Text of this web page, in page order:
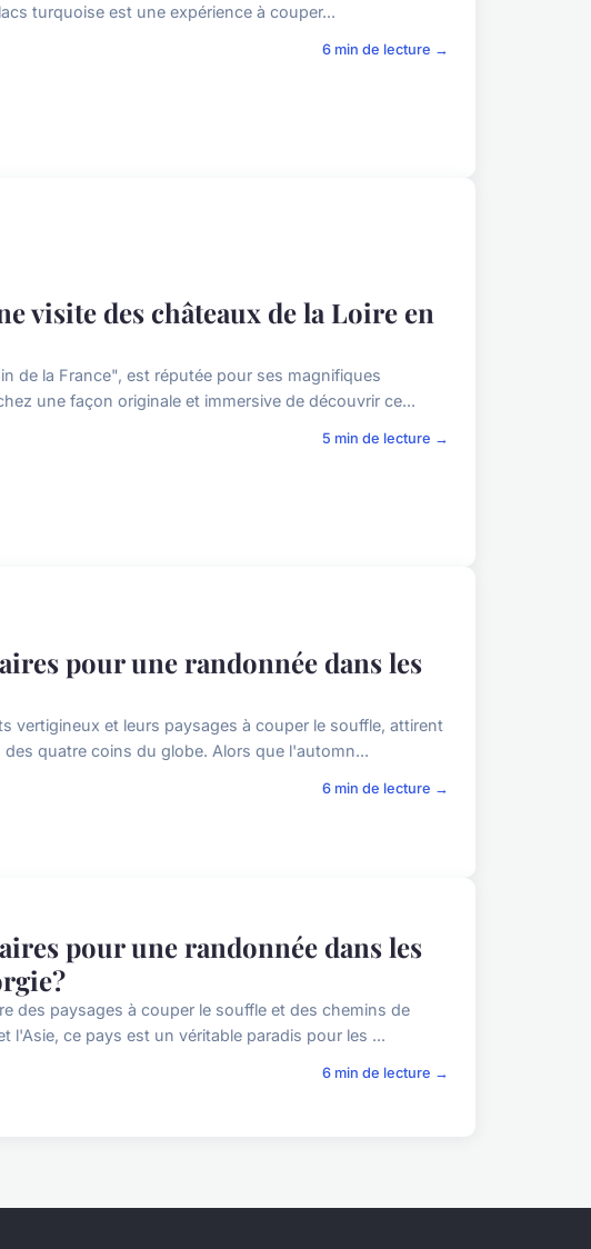
turquoise est une expérience à couper...
6 min de lecture →
visite des châteaux de la Loire en
de la France", est réputée pour ses magnifiques
une façon originale et immersive de découvrir ce...
5 min de lecture →
pour une randonnée dans les
vertigineux et leurs paysages à couper le souffle, attirent
quatre coins du globe. Alors que l'automn...
6 min de lecture →
pour une randonnée dans les
des paysages à couper le souffle et des chemins de
l'Asie, ce pays est un véritable paradis pour les ...
6 min de lecture →